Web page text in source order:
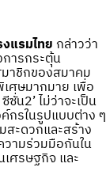
แรมไทย กล่าวว่า
ารกระตุ้น
าชิกของสมาคม
ศษมากมาย เพื่อ
น2’ ไม่ว่าจะเป็น
กรในรูปแบบต่าง ๆ
สะดวกและสร้าง
วามร่วมมือกันใน
ศรษฐกิจ และ